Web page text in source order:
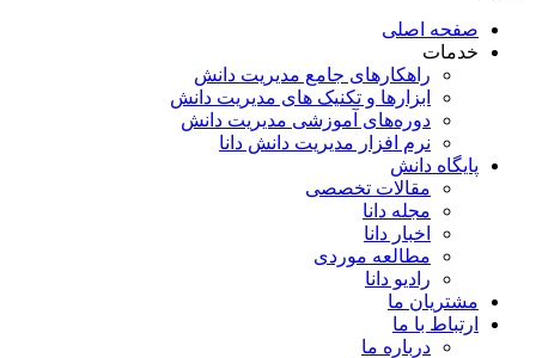
صفحه اصلی
خدمات
راهکارهای جامع مدیریت دانش
ابزارها و تکنیک‌ های مدیریت دانش
دوره‌های آموزشی مدیریت دانش
نرم افزار مدیریت دانش دانا
پایگاه دانش
مقالات تخصصی
مجله دانا
اخبار دانا
مطالعه موردی
رادیو دانا
مشتریان ما
ارتباط با ما
درباره ما